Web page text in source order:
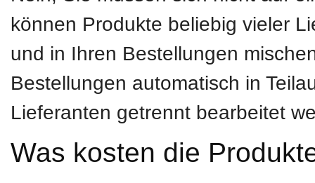
können Produkte beliebig vieler
und in Ihren Bestellungen
Bestellungen automatisch in
Lieferanten getrennt bearbeitet
Was kosten die